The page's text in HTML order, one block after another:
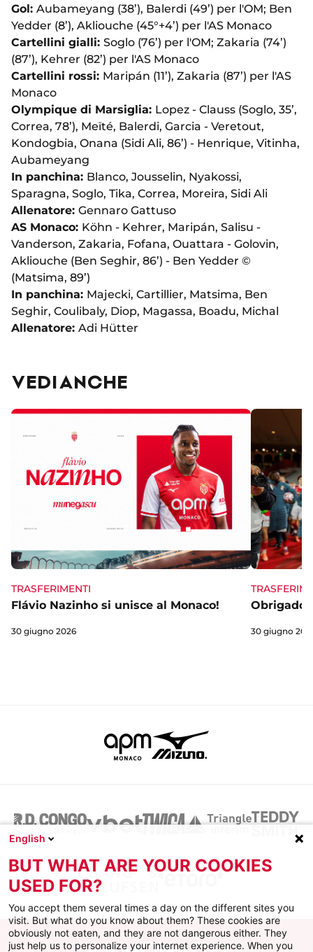
Gol: Aubameyang (38’), Balerdi (49’) per l'OM; Ben
Yedder (8’), Akliouche (45°+4’) per l'AS Monaco
Cartellini gialli: Soglo (76’) per l'OM; Zakaria (74’)
(87’), Kehrer (82’) per l'AS Monaco
Cartellini rossi: Maripán (11’), Zakaria (87’) per l'AS
Monaco
Olympique di Marsiglia: Lopez - Clauss (Soglo, 35’,
Correa, 78’), Meïté, Balerdi, Garcia - Veretout,
Kondogbia, Onana (Sidi Ali, 86’) - Henrique, Vitinha,
Aubameyang
In panchina: Blanco, Jousselin, Nyakossi,
Sparagna, Soglo, Tika, Correa, Moreira, Sidi Ali
Allenatore: Gennaro Gattuso
AS Monaco: Köhn - Kehrer, Maripán, Salisu -
Vanderson, Zakaria, Fofana, Ouattara - Golovin,
Akliouche (Ben Seghir, 86’) - Ben Yedder ©
(Matsima, 89’)
In panchina: Majecki, Cartillier, Matsima, Ben
Seghir, Coulibaly, Diop, Magassa, Boadu, Michal
Allenatore: Adi Hütter
VEDI ANCHE
TRASFERIMENTI
Flávio Nazinho si unisce al Monaco!
30 giugno 2026
Obrigado
30 giugno
English
BUT WHAT ARE YOUR COOKIES
USED FOR?
You accept them several times a day on the different sites you
visit. But what do you know about them? These cookies are
obviously not eaten, and they are not dangerous either. They
just help us to personalize your internet experience. When you